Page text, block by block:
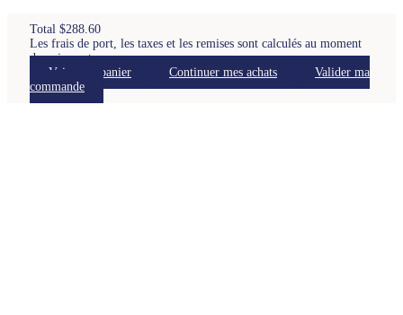
Total $288.60
Les frais de port, les taxes et les remises sont calculés au moment
du paiement.
Voir mon panier
Continuer mes achats
Valider ma
commande